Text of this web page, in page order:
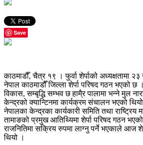
Save
काठमाडौँ, चैत्र १९ । फुर्वा शेर्पाको अध्यक्षतामा २३
नेपाल काठमाडौँ जिल्ला शेर्पा परिषद गठन भएको
विकास, सम्बृद्धि सम्भव छ हामै्र पालामा भन्ने मुल
केन्द्रको क्यान्टिनमा कार्यक्रम संचालन भएको थियो
नेपालका केन्द्रका कार्यकारी समिति तथा राष्ट्रिय
तामाङको प्रमुख आतिथ्यिमा शेर्पा परिषद गठन
राजनितिमा सक्रिय रुपमा लाग्नु पर्ने भएकाले आज
थियो ।